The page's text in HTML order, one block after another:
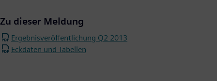
Zu dieser Meldung
Ergebnisveröffentlichung Q2 2013
Eckdaten und Tabellen